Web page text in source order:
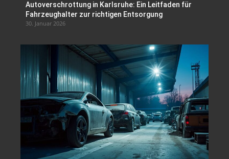
Autoverschrottung in Karlsruhe: Ein Leitfaden für
Fahrzeughalter zur richtigen Entsorgung
30. Januar 2026